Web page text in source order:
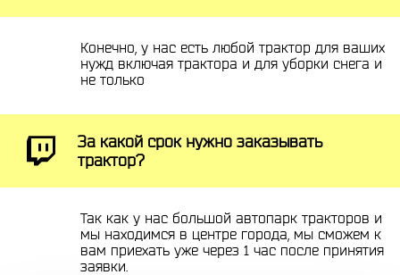
Конечно, у нас есть любой трактор для ваших
нужд включая трактора и для уборки снега и
не только
За какой срок нужно заказывать
трактор?
Так как у нас большой автопарк тракторов и
мы находимся в центре города, мы сможем к
вам приехать уже через 1 час после принятия
заявки.